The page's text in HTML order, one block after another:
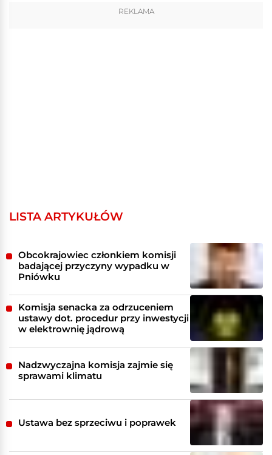
REKLAMA
LISTA ARTYKUŁÓW
Obcokrajowiec członkiem komisji
badającej przyczyny wypadku w
Pniówku
Komisja senacka za odrzuceniem
ustawy dot. procedur przy inwestycji
w elektrownię jądrową
Nadzwyczajna komisja zajmie się
sprawami klimatu
Ustawa bez sprzeciwu i poprawek